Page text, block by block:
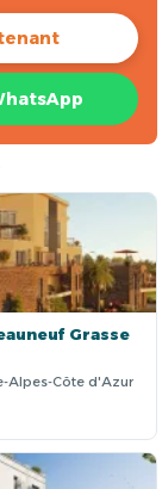
Grasse
Alpes-Côte d'Azur